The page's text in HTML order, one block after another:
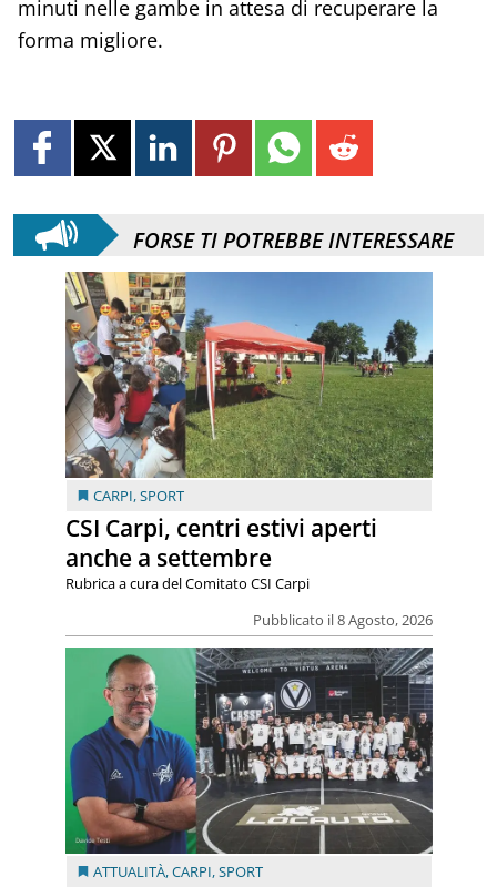
minuti nelle gambe in attesa di recuperare la
forma migliore.
FORSE TI POTREBBE INTERESSARE
CARPI,SPORT
CSI Carpi, centri estivi aperti
anche a settembre
Pubblicato il 8 Agosto, 2026
Rubrica a cura del Comitato CSI Carpi
ATTUALITÀ,CARPI,SPORT